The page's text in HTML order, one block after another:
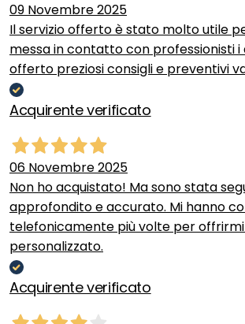
09 Novembre 2025
Il servizio offerto è stato molto utile
messa in contatto con professionisti i
offerto preziosi consigli e preventivi
Acquirente verificato
06 Novembre 2025
Non ho acquistato! Ma sono stata
approfondito e accurato. Mi hanno
telefonicamente più volte per
personalizzato.
Acquirente verificato